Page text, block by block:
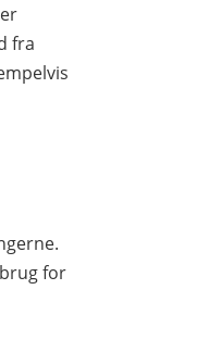
fra
for